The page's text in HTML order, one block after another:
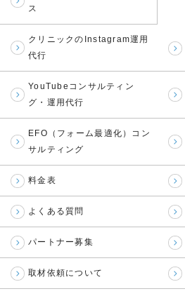
ス
クリニックのInstagram運用
代行
YouTubeコンサルティン
グ・運用代行
EFO（フォーム最適化）コン
サルティング
料金表
よくある質問
パートナー募集
取材依頼について